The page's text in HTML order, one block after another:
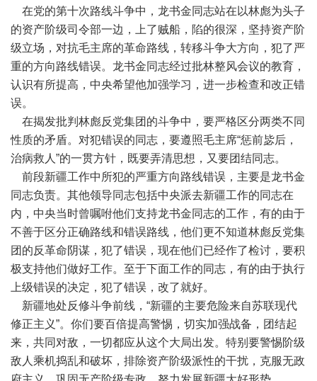
在党的第十次路线斗争中，龙书金同志站在以林彪为头子
的资产阶级司令部一边，上了贼船，陷的很深，坚持资产阶
级立场，对抗毛主席的革命路线，转移斗争大方向，犯了严
重的方向路线错误。龙书金同志经过批林整风会议的教育，
认识有所提高，中央希望他加强学习，进一步检查和改正错
误。
在揭发批判林彪反党集团的斗争中，要严格区分两类不同
性质的矛盾。对犯错误的同志，要遵照毛主席“惩前毖后，
治病救人”的一贯方针，既要弄清思想，又要团结同志。
前段新疆工作中所犯的严重方向路线错误，主要是龙书金
同志负责。其他领导同志包括中央派去新疆工作的同志在
内，中央当时曾嘱咐他们支持龙书金同志的工作，有的由于
不善于区分正确路线和错误路线，他们更不知道林彪反党集
团的反革命阴谋，犯了错误，现在他们已经作了检讨，要积
极支持他们做好工作。至于下面工作的同志，有的由于执行
上级错误的决定，犯了错误，改了就好。
新疆地处反修斗争前线，“新疆的主要危险来自苏联现代
修正主义”。你们要百倍提高警惕，切实加强战备，团结起
来，共同对敌，一切都应从这个大局出发。特别要警惕阶级
敌人乘机捣乱和破坏，排除资产阶级派性的干扰，克服无政